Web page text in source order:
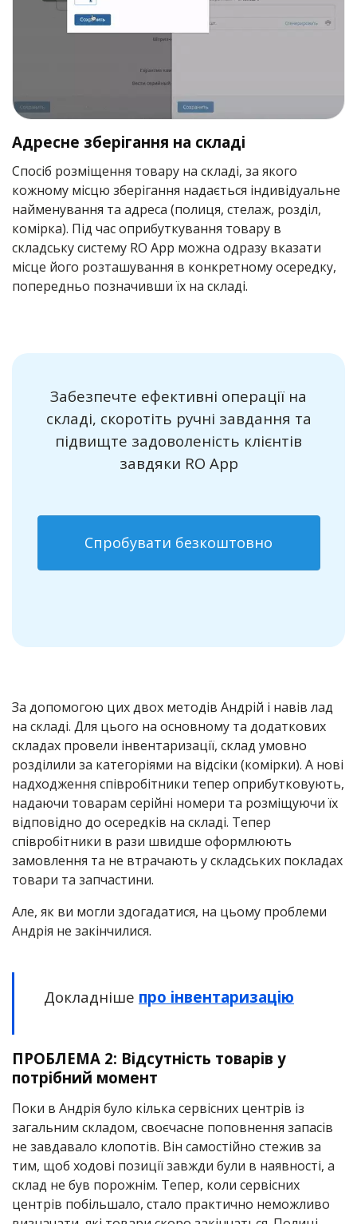
Адресне зберігання на складі
Спосіб розміщення товару на складі, за якого
кожному місцю зберігання надається індивідуальне
найменування та адреса (полиця, стелаж, розділ,
комірка). Під час оприбуткування товару в
складську систему RO App можна одразу вказати
місце його розташування в конкретному осередку,
попередньо позначивши їх на складі.
Забезпечте ефективні операції на
складі, скоротіть ручні завдання та
підвищте задоволеність клієнтів
завдяки RO App
Спробувати безкоштовно
За допомогою цих двох методів Андрій і навів лад
на складі. Для цього на основному та додаткових
складах провели інвентаризації, склад умовно
розділили за категоріями на відсіки (комірки). А нові
надходження співробітники тепер оприбутковують,
надаючи товарам серійні номери та розміщуючи їх
відповідно до осередків на складі. Тепер
співробітники в рази швидше оформлюють
замовлення та не втрачають у складських покладах
товари та запчастини.
Але, як ви могли здогадатися, на цьому проблеми
Андрія не закінчилися.
Докладніше про інвентаризацію
ПРОБЛЕМА 2: Відсутність товарів у
потрібний момент
Поки в Андрія було кілька сервісних центрів із
загальним складом, своєчасне поповнення запасів
не завдавало клопотів. Він самостійно стежив за
тим, щоб ходові позиції завжди були в наявності, а
склад не був порожнім. Тепер, коли сервісних
центрів побільшало, стало практично неможливо